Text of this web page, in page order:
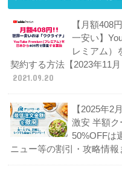
【月額408
一安い】
レミアム）
契約する方法【2023年11月
2021.09.20
【2025年2
激安 半額ク
50%OFFは
ニュー等の割引・攻略情報